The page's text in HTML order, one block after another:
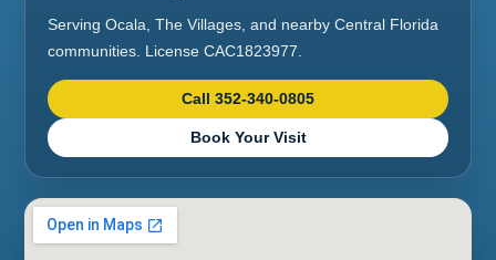
Serving Ocala, The Villages, and nearby Central Florida
communities. License CAC1823977.
Call 352-340-0805
Book Your Visit